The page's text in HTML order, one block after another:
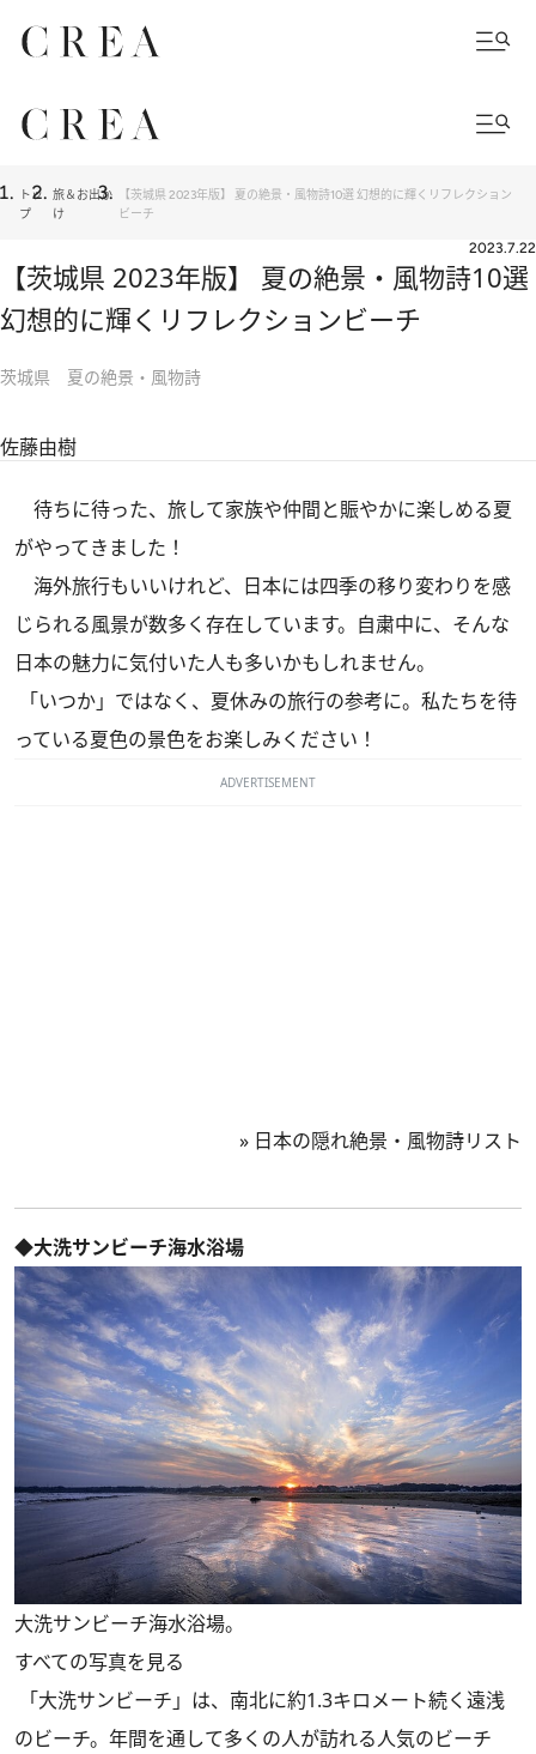
トッ
プ
旅＆お出か
け
【茨城県 2023年版】 夏の絶景・風物詩10選 幻想的に輝くリフレクション
ビーチ
2023.7.22
【茨城県 2023年版】 夏の絶景・風物詩10選
幻想的に輝くリフレクションビーチ
茨城県 夏の絶景・風物詩
佐藤由樹
待ちに待った、旅して家族や仲間と賑やかに楽しめる夏
がやってきました！
海外旅行もいいけれど、日本には四季の移り変わりを感
じられる風景が数多く存在しています。自粛中に、そんな
日本の魅力に気付いた人も多いかもしれません。
「いつか」ではなく、夏休みの旅行の参考に。私たちを待
っている夏色の景色をお楽しみください！
ADVERTISEMENT
» 日本の隠れ絶景・風物詩リスト
◆大洗サンビーチ海水浴場
大洗サンビーチ海水浴場。
すべての写真を見る
「大洗サンビーチ」は、南北に約1.3キロメート続く遠浅
のビーチ。年間を通して多くの人が訪れる人気のビーチ